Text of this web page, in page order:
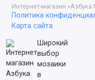
Интернет-магазин
Политика
Карта сайта
Широкий
выбор
мозаики
в